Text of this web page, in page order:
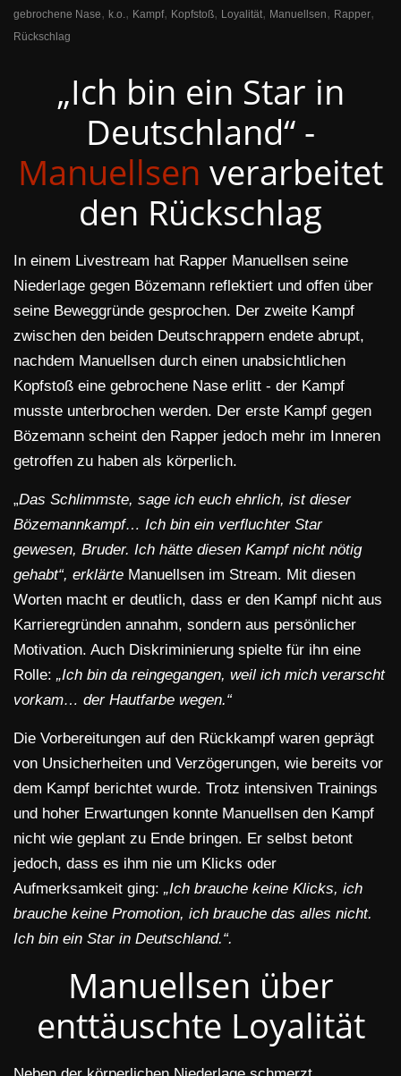
gebrochene Nase, k.o., Kampf, Kopfstoß, Loyalität, Manuellsen, Rapper,
Rückschlag
„Ich bin ein Star in
Deutschland“ -
Manuellsen verarbeitet
den Rückschlag
In einem Livestream hat Rapper Manuellsen seine
Niederlage gegen Bözemann reflektiert und offen über
seine Beweggründe gesprochen. Der zweite Kampf
zwischen den beiden Deutschrappern endete abrupt,
nachdem Manuellsen durch einen unabsichtlichen
Kopfstoß eine gebrochene Nase erlitt - der Kampf
musste unterbrochen werden. Der erste Kampf gegen
Bözemann scheint den Rapper jedoch mehr im Inneren
getroffen zu haben als körperlich.
„Das Schlimmste, sage ich euch ehrlich, ist dieser
Bözemannkampf… Ich bin ein verfluchter Star
gewesen, Bruder. Ich hätte diesen Kampf nicht nötig
gehabt“, erklärte Manuellsen im Stream. Mit diesen
Worten macht er deutlich, dass er den Kampf nicht aus
Karrieregründen annahm, sondern aus persönlicher
Motivation. Auch Diskriminierung spielte für ihn eine
Rolle: „Ich bin da reingegangen, weil ich mich verarscht
vorkam… der Hautfarbe wegen.“
Die Vorbereitungen auf den Rückkampf waren geprägt
von Unsicherheiten und Verzögerungen, wie bereits vor
dem Kampf berichtet wurde. Trotz intensiven Trainings
und hoher Erwartungen konnte Manuellsen den Kampf
nicht wie geplant zu Ende bringen. Er selbst betont
jedoch, dass es ihm nie um Klicks oder
Aufmerksamkeit ging: „Ich brauche keine Klicks, ich
brauche keine Promotion, ich brauche das alles nicht.
Ich bin ein Star in Deutschland.“.
Manuellsen über
enttäuschte Loyalität